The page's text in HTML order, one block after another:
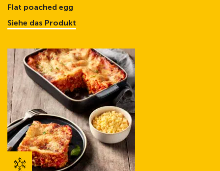
Flat poached egg
Siehe das Produkt